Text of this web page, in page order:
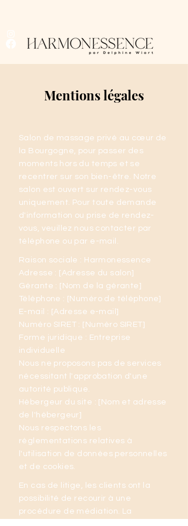
Mentions légales
Salon de massage privé au cœur de
la Bourgogne, pour passer des
moments hors du temps et se
recentrer sur son bien-être. Notre
salon est ouvert sur rendez-vous
uniquement. Pour toute demande
d'information ou prise de rendez-
vous, veuillez nous contacter par
téléphone ou par e-mail.
Raison sociale : Harmonessence
Adresse : [Adresse du salon]
Gérante : [Nom de la gérante]
Téléphone : [Numéro de téléphone]
E-mail : [Adresse e-mail]
Numéro SIRET : [Numéro SIRET]
Forme juridique : Entreprise
individuelle
Nous ne proposons pas de services
nécessitant l'approbation d'une
autorité publique.
Hébergeur du site : [Nom et adresse
de l'hébergeur]
Nous respectons les
réglementations relatives à
l'utilisation de données personnelles
et de cookies.
En cas de litige, les clients ont la
possibilité de recourir à une
procédure de médiation. La